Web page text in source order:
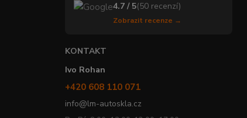
4.7 / 5(50 recenzí)
Zobrazit recenze →
KONTAKT
Ivo Rohan
+420 608 110 071
info@lm-autoskla.cz